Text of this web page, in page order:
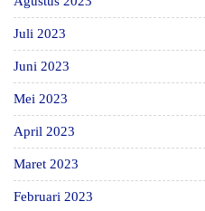
Juli 2023
Juni 2023
Mei 2023
April 2023
Maret 2023
Februari 2023